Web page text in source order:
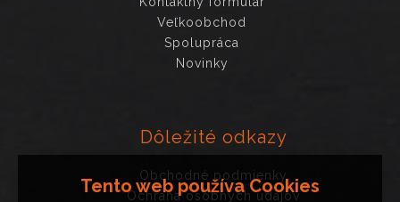
Veľkoobchod
Spolupráca
Novinky
Dôležité odkazy
Obchodné podmienky
Ochrana osobných údajov
Tento web používa Cookies